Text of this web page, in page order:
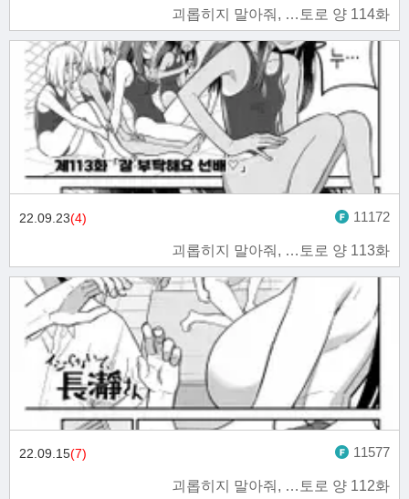
괴롭히지 말아줘, …토로 양 114화
괴롭히지 말아줘, …토로 양 113화
22.09.23(4) 11172
괴롭히지 말아줘, …토로 양 112화
22.09.15(7) 11577